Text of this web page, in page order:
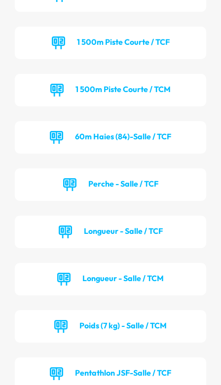
1 500m Piste Courte / TCF
1 500m Piste Courte / TCM
60m Haies (84)-Salle / TCF
Perche - Salle / TCF
Longueur - Salle / TCF
Longueur - Salle / TCM
Poids (7 kg) - Salle / TCM
Pentathlon JSF-Salle / TCF